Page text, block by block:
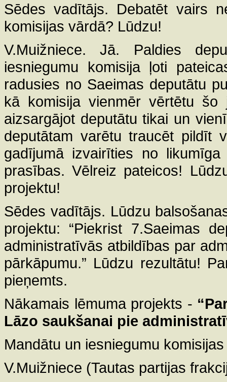
Sēdes vadītājs. Debatēt vairs
komisijas vārdā? Lūdzu!
V.Muižniece. Jā. Paldies
iesniegumu komisija ļoti
radusies no Saeimas deputātu
kā komisija vienmēr vērtētu
aizsargājot deputātu tikai un
deputātam varētu traucēt pildīt
gadījumā izvairīties no
prasības. Vēlreiz pateicos!
projektu!
Sēdes vadītājs. Lūdzu
projektu: “Piekrist 7.Saeimas
administratīvās atbildības par
pārkāpumu.” Lūdzu rezultātu!
pieņemts.
Nākamais lēmuma projekts -
Lāzo saukšanai pie
Mandātu un iesniegumu
V.Muižniece (Tautas partijas